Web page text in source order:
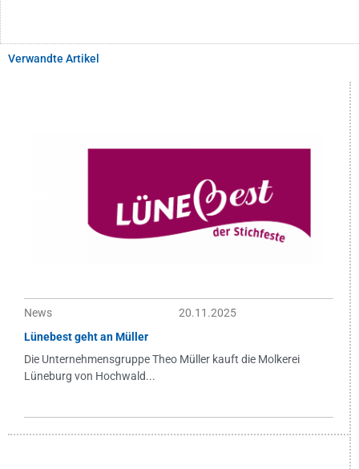
Verwandte Artikel
News
20.11.2025
Lünebest geht an Müller
Die Unternehmensgruppe Theo Müller kauft die Molkerei
Lüneburg von Hochwald...